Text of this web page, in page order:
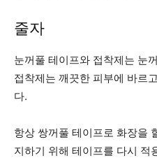
줄자
눈꺼풀 테이프와 접착제는 눈
접착제는 깨끗한 피부에 바르
다.
항상 쌍꺼풀 테이프로 화장을
지하기 위해 테이프를 다시 적